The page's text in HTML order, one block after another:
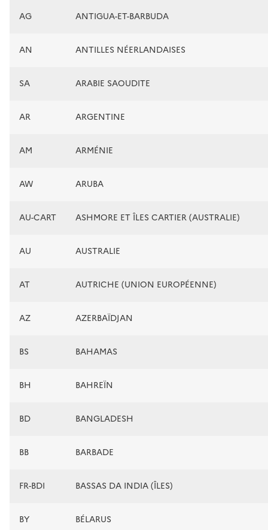
AG ANTIGUA-ET-BARBUDA
AN ANTILLES NÉERLANDAISES
SA ARABIE SAOUDITE
AR ARGENTINE
AM ARMÉNIE
AW ARUBA
AU-CART ASHMORE ET ÎLES CARTIER (AUSTRALIE)
AU AUSTRALIE
AT AUTRICHE (UNION EUROPÉENNE)
AZ AZERBAÏDJAN
BS BAHAMAS
BH BAHREÏN
BD BANGLADESH
BB BARBADE
FR-BDI BASSAS DA INDIA (ÎLES)
BY BÉLARUS